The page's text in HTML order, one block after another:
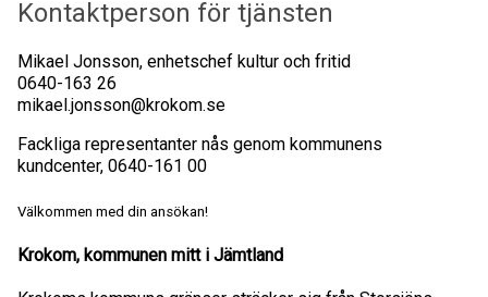
Kontaktperson för tjänsten
Mikael Jonsson, enhetschef kultur och fritid
0640-163 26
mikael.jonsson@krokom.se
Fackliga representanter nås genom kommunens
kundcenter, 0640-161 00
Välkommen med din ansökan!
Krokom, kommunen mitt i Jämtland